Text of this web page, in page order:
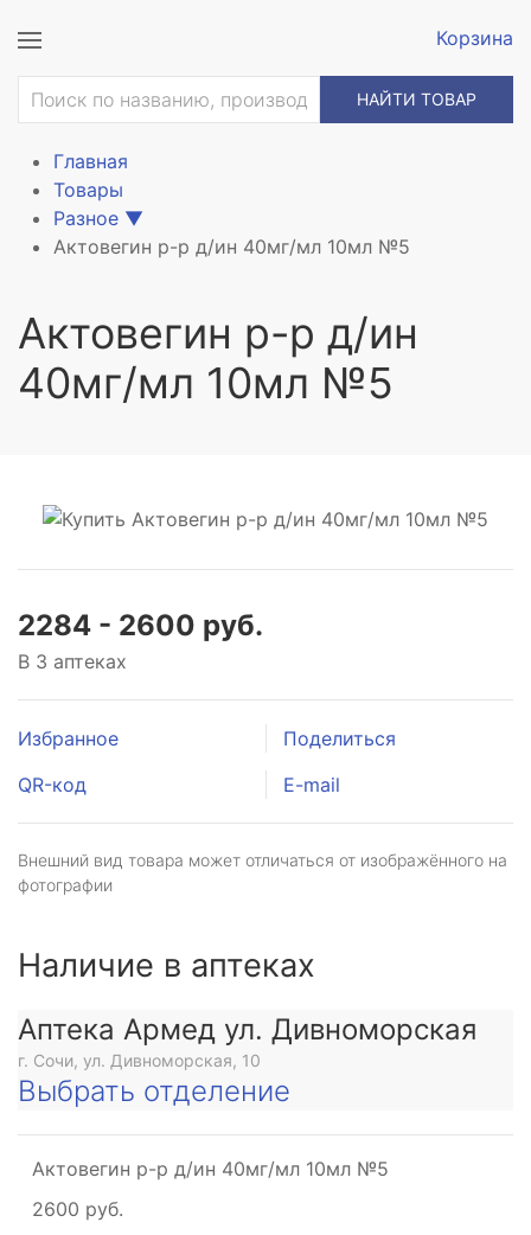
Корзина
НАЙТИ ТОВАР
Главная
Товары
Разное ▼
Актовегин р-р д/ин 40мг/мл 10мл №5
Актовегин р-р д/ин
40мг/мл 10мл №5
2284 - 2600 руб.
В 3 аптеках
Избранное
Поделиться
QR-код
E-mail
Внешний вид товара может отличаться от изображённого на
фотографии
Наличие в аптеках
Аптека Армед ул. Дивноморская
г. Сочи, ул. Дивноморская, 10
Выбрать отделение
Актовегин р-р д/ин 40мг/мл 10мл №5
2600 руб.